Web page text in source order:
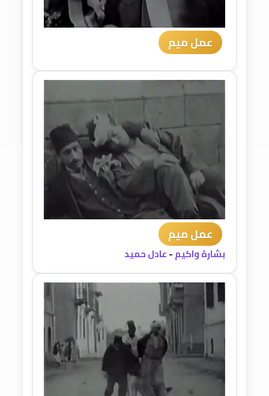
عمل ميم
عمل ميم
بشارة واكيم-عادل حميد